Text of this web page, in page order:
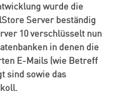
wurde die
Server beständig
10 verschlüsselt nun
in denen die
E-Mails (wie Betreff
sind sowie das